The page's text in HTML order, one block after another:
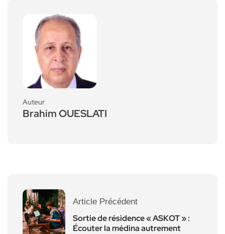
Auteur
Brahim OUESLATI
Article Précédent
Sortie de résidence « ASKOT » :
Écouter la médina autrement